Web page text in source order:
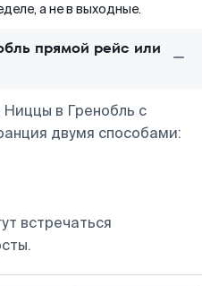
а не в выходные.
прямой рейс или
в Гренобль с
двумя способами:
встречаться